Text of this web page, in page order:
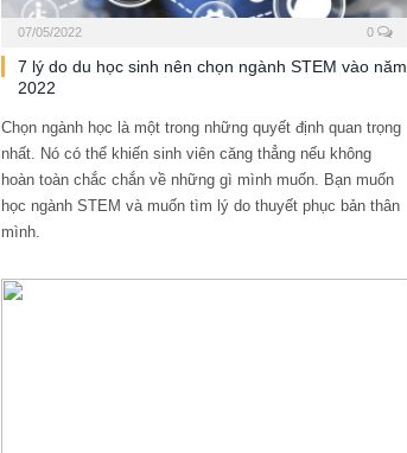
07/05/2022 0
7 lý do du học sinh nên chọn ngành STEM vào năm
2022
Chọn ngành học là một trong những quyết định quan trọng
nhất. Nó có thể khiến sinh viên căng thẳng nếu không
hoàn toàn chắc chắn về những gì mình muốn. Bạn muốn
học ngành STEM và muốn tìm lý do thuyết phục bản thân
mình.